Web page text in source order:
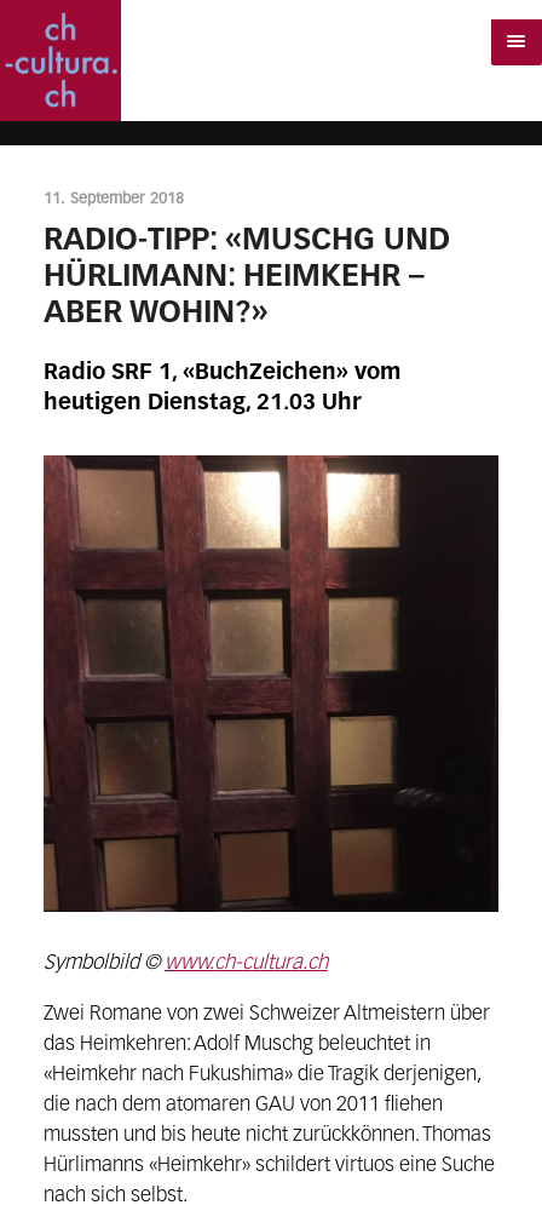
11. September 2018
RADIO-TIPP: «MUSCHG UND
HÜRLIMANN: HEIMKEHR –
ABER WOHIN?»
Radio SRF 1, «BuchZeichen» vom
heutigen Dienstag, 21.03 Uhr
Symbolbild © www.ch-cultura.ch
Zwei Romane von zwei Schweizer Altmeistern über
das Heimkehren: Adolf Muschg beleuchtet in
«Heimkehr nach Fukushima» die Tragik derjenigen,
die nach dem atomaren GAU von 2011 fliehen
mussten und bis heute nicht zurückkönnen. Thomas
Hürlimanns «Heimkehr» schildert virtuos eine Suche
nach sich selbst.